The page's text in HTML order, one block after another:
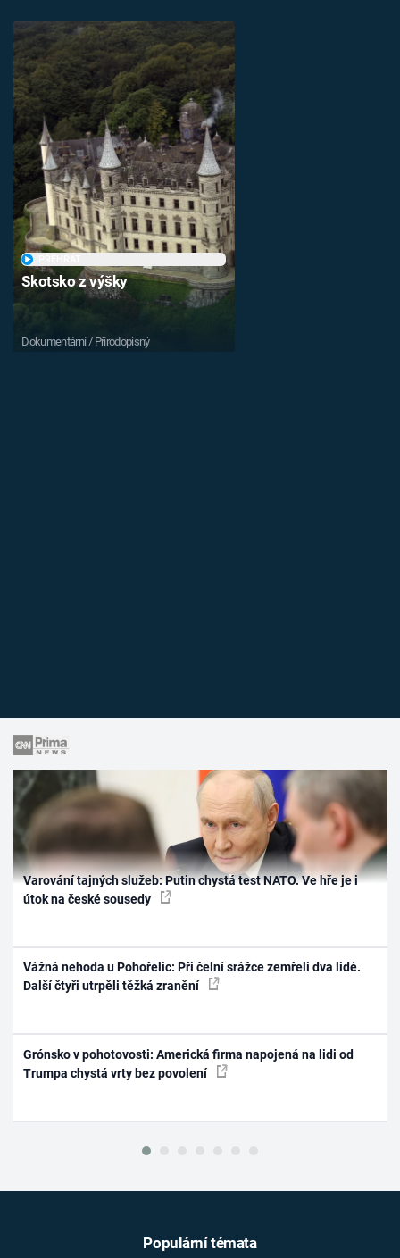
Skotsko z výšky
Dokumentární / Přírodopisný
Varování tajných služeb: Putin chystá test NATO. Ve hře je i
útok na české sousedy
Vážná nehoda u Pohořelic: Při čelní srážce zemřeli dva lidé.
Další čtyři utrpěli těžká zranění
Grónsko v pohotovosti: Americká firma napojená na lidi od
Trumpa chystá vrty bez povolení
Populární témata